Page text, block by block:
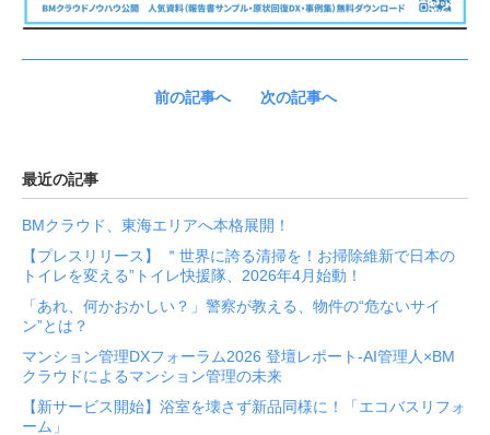
前の記事へ 次の記事へ
最近の記事
BMクラウド、東海エリアへ本格展開！
【プレスリリース】 ＂世界に誇る清掃を！お掃除維新で日本の
トイレを変える”トイレ快援隊、2026年4月始動！
「あれ、何かおかしい？」警察が教える、物件の“危ないサイ
ン”とは？
マンション管理DXフォーラム2026 登壇レポート-AI管理人×BM
クラウドによるマンション管理の未来
【新サービス開始】浴室を壊さず新品同様に！「エコバスリフォ
ーム」